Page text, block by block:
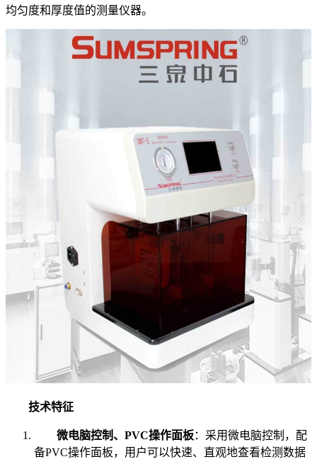
均匀度和厚度值的测量仪器。
技术特征
微电脑控制、PVC操作面板：采用微电脑控制，配
备PVC操作面板，用户可以快速、直观地查看检测数据